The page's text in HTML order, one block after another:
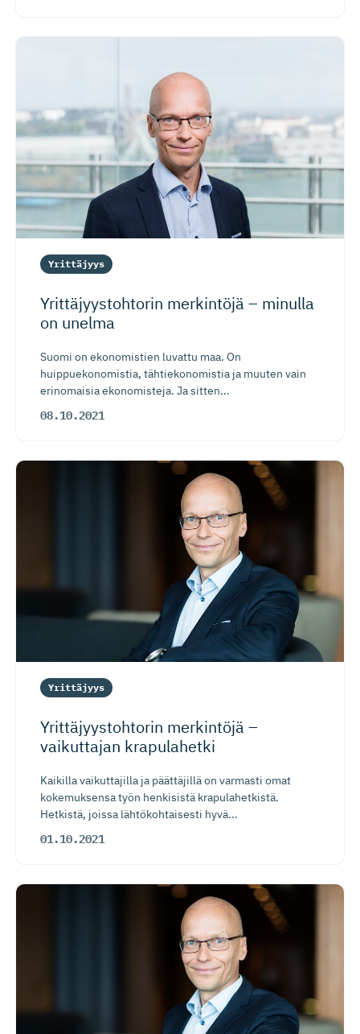
Yrittäjyys
Yrittäjyys­tohtorin merkintöjä – minulla
on unelma
Suomi on ekonomistien luvattu maa. On
huippuekonomistia, tähtiekonomistia ja muuten vain
erinomaisia ekonomisteja. Ja sitten...
08.10.2021
Yrittäjyys
Yrittäjyys­tohtorin merkintöjä –
vaikuttajan krapulahetki
Kaikilla vaikuttajilla ja päättäjillä on varmasti omat
kokemuksensa työn henkisistä krapulahetkistä.
Hetkistä, joissa lähtökohtaisesti hyvä...
01.10.2021